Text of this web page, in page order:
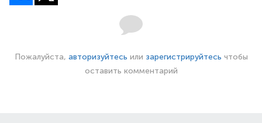
Пожалуйста, авторизуйтесь или зарегистрируйтесь чтобы
оставить комментарий